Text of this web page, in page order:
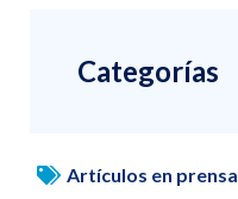
Categorías
Artículos en prensa